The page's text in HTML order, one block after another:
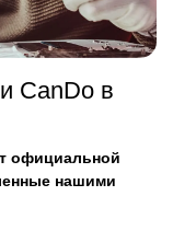
CanDo в
официальной
нашими